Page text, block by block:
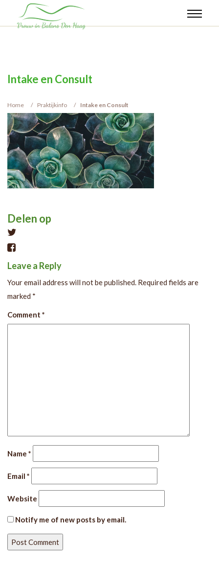
Intake en Consult
Home Praktijkinfo Intake en Consult
Delen op
Leave a Reply
Your email address will not be published. Required fields are
marked *
Comment *
Name *
Email *
Website
Notify me of new posts by email.